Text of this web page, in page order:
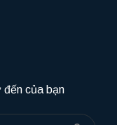
của bạn